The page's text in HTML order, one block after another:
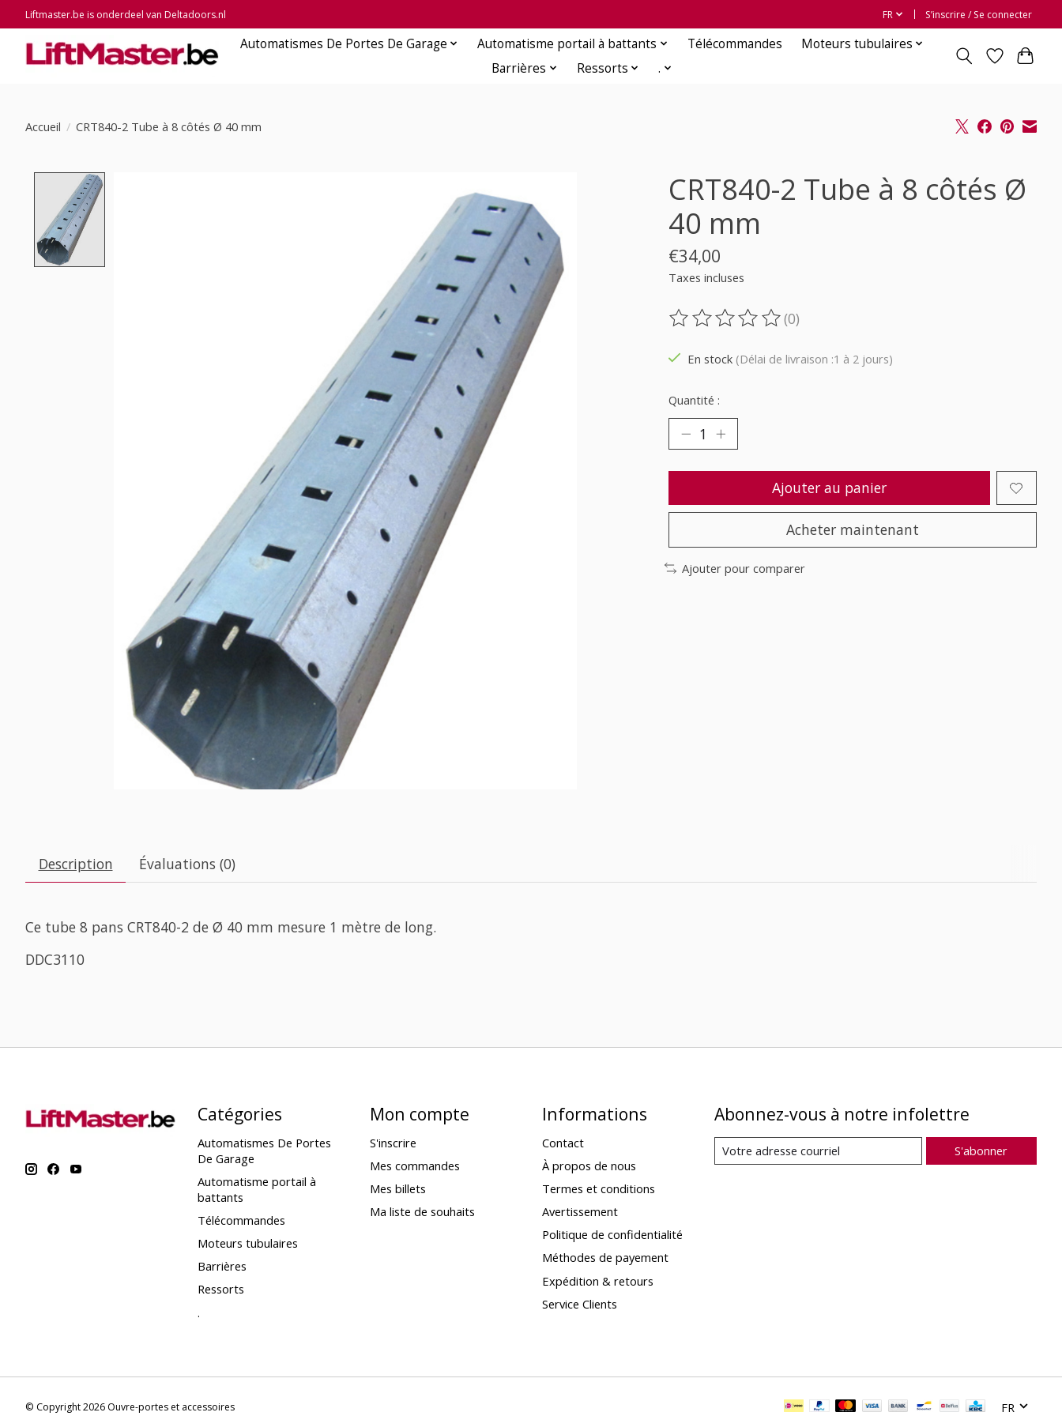
Liftmaster.be is onderdeel van Deltadoors.nl FR S’inscrire / Se connecter
Automatismes De Portes De Garage Automatisme portail à battants Télécommandes
Moteurs tubulaires
Barrières
Ressorts .
Accueil / CRT840-2 Tube à 8 côtés Ø 40 mm
CRT840-2 Tube à 8 côtés Ø
40 mm
€34,00
Taxes incluses
Ce produit est évalué à
(0)
En stock (Délai de livraison :1 à 2 jours)
Quantité :
Ajouter au panier
Acheter maintenant
Ajouter pour comparer
Description Évaluations (0)
Ce tube 8 pans CRT840-2 de Ø 40 mm mesure 1 mètre de long.
DDC3110
Catégories
Automatismes De Portes
De Garage
Automatisme portail à
battants
Télécommandes
Moteurs tubulaires
Barrières
Ressorts
.
Mon compte
S'inscrire
Mes commandes
Mes billets
Ma liste de souhaits
Informations
Contact
À propos de nous
Termes et conditions
Avertissement
Politique de confidentialité
Méthodes de payement
Expédition & retours
Service Clients
Abonnez-vous à notre infolettre
S'abonner
© Copyright 2026 Ouvre-portes et accessoires FR